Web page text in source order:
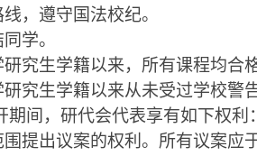
，遵守国法校纪。
学。
究生学籍以来，所有课程均合
研究生学籍以来从未受过学校警
期间，研代会代表享有如下权利：
提出议案的权利 。 所有议案应